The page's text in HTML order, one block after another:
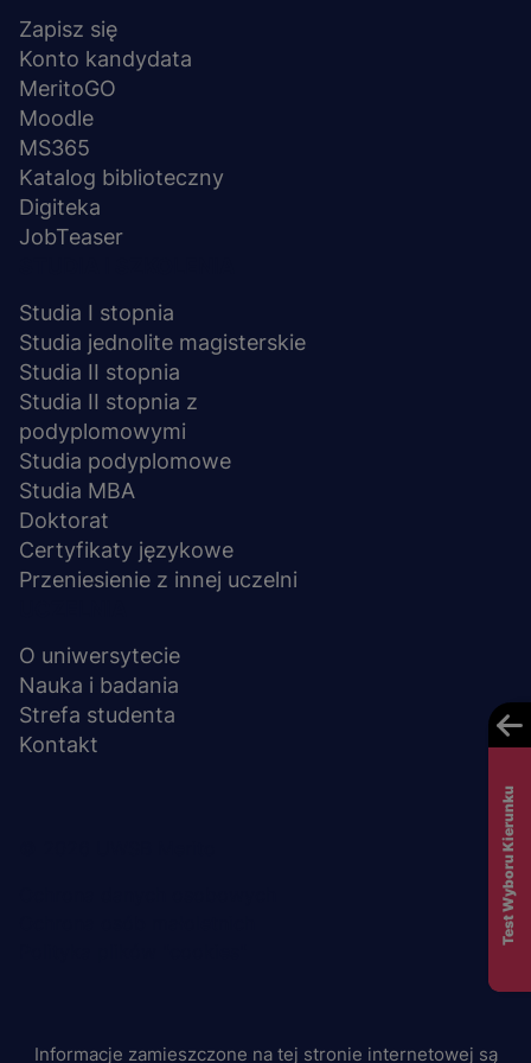
stopka
Zapisz się
Konto kandydata
MeritoGO
Moodle
MS365
Katalog biblioteczny
Digiteka
JobTeaser
Studia I stopnia
Studia jednolite magisterskie
Studia II stopnia
Studia II stopnia z
podyplomowymi
Studia podyplomowe
Studia MBA
Doktorat
Certyfikaty językowe
Przeniesienie z innej uczelni
O uniwersytecie
Nauka i badania
Strefa studenta
Kontakt
Informacje zamieszczone na tej stronie internetowej są
Test Wyboru Kierunku